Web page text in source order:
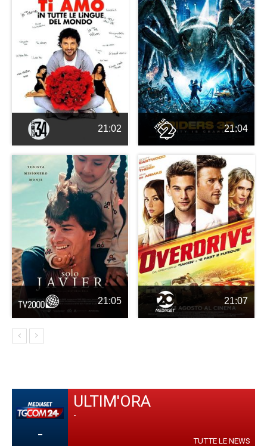
21:02 21:04
21:05 21:07
-
ULTIM'ORA
-
TUTTE LE NEWS